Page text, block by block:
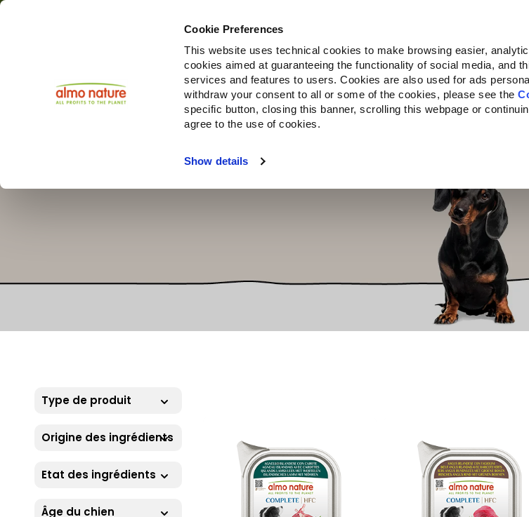
Cookie Preferences
This website uses technical cookies to make browsing easier,
cookies aimed at guaranteeing the functionality of social media, and
services and features to users. Cookies are also used for ads
withdraw your consent to all or some of the cookies, please see the
specific button, closing this banner, scrolling this webpage or
agree to the use of cookies.
Show details
Produits Companion for Life L'appel à
Choose another country or region to see content specific to your location.
Type de produit
Origine des ingrédients
Etat des ingrédients
Âge du chien